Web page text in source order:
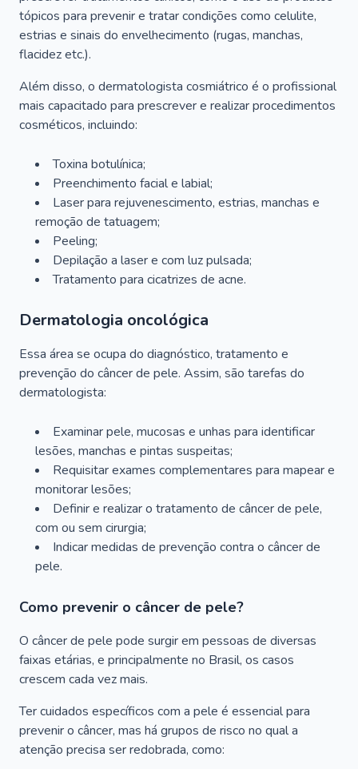
tópicos para prevenir e tratar condições como celulite,
estrias e sinais do envelhecimento (rugas, manchas,
flacidez etc.).
Além disso, o dermatologista cosmiátrico é o profissional
mais capacitado para prescrever e realizar procedimentos
cosméticos, incluindo:
Toxina botulínica;
Preenchimento facial e labial;
Laser para rejuvenescimento, estrias, manchas e
remoção de tatuagem;
Peeling;
Depilação a laser e com luz pulsada;
Tratamento para cicatrizes de acne.
Dermatologia oncológica
Essa área se ocupa do diagnóstico, tratamento e
prevenção do câncer de pele. Assim, são tarefas do
dermatologista:
Examinar pele, mucosas e unhas para identificar
lesões, manchas e pintas suspeitas;
Requisitar exames complementares para mapear e
monitorar lesões;
Definir e realizar o tratamento de câncer de pele,
com ou sem cirurgia;
Indicar medidas de prevenção contra o câncer de
pele.
Como prevenir o câncer de pele?
O câncer de pele pode surgir em pessoas de diversas
faixas etárias, e principalmente no Brasil, os casos
crescem cada vez mais.
Ter cuidados específicos com a pele é essencial para
prevenir o câncer, mas há grupos de risco no qual a
atenção precisa ser redobrada, como: